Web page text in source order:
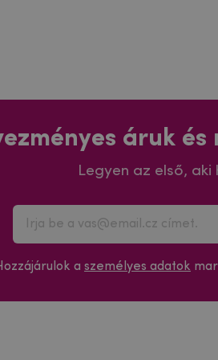
áruk
Legyen az első, aki
a személyes adatok